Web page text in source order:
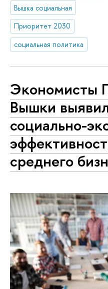
Вышка социальная
Приоритет 2030
социальная политика
Экономисты
Вышки
социально-
среднего